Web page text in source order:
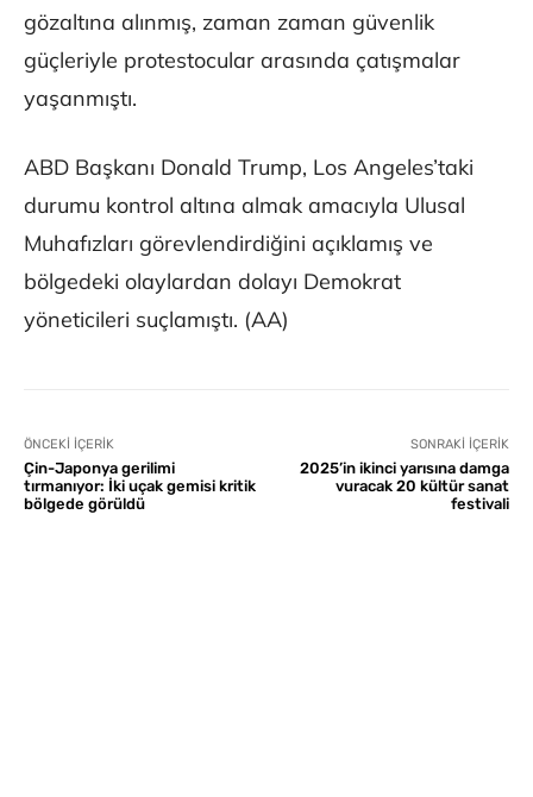
gözaltına alınmış, zaman zaman güvenlik
güçleriyle protestocular arasında çatışmalar
yaşanmıştı.
ABD Başkanı Donald Trump, Los Angeles’taki
durumu kontrol altına almak amacıyla Ulusal
Muhafızları görevlendirdiğini açıklamış ve
bölgedeki olaylardan dolayı Demokrat
yöneticileri suçlamıştı. (AA)
ÖNCEKI İÇERIK
Çin-Japonya gerilimi
tırmanıyor: İki uçak gemisi kritik
bölgede görüldü
SONRAKI İÇERIK
2025’in ikinci yarısına damga
vuracak 20 kültür sanat
festivali